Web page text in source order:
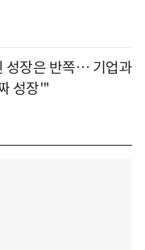
성장은 반쪽… 기업과
성장'"